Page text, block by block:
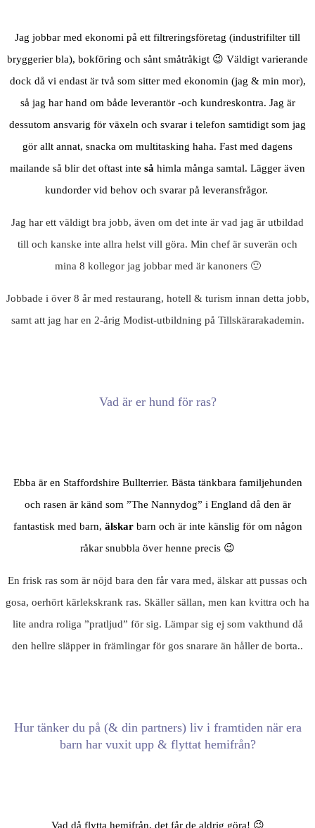
Jag jobbar med ekonomi på ett filtreringsföretag (industrifilter till
bryggerier bla), bokföring och sånt småtråkigt 😉 Väldigt varierande
dock då vi endast är två som sitter med ekonomin (jag & min mor),
så jag har hand om både leverantör -och kundreskontra. Jag är
dessutom ansvarig för växeln och svarar i telefon samtidigt som jag
gör allt annat, snacka om multitasking haha. Fast med dagens
mailande så blir det oftast inte så himla många samtal. Lägger även
kundorder vid behov och svarar på leveransfrågor.
Jag har ett väldigt bra jobb, även om det inte är vad jag är utbildad
till och kanske inte allra helst vill göra. Min chef är suverän och
mina 8 kollegor jag jobbar med är kanoners 🙂
Jobbade i över 8 år med restaurang, hotell & turism innan detta jobb,
samt att jag har en 2-årig Modist-utbildning på Tillskärarakademin.
Vad är er hund för ras?
Ebba är en Staffordshire Bullterrier. Bästa tänkbara familjehunden
och rasen är känd som ”The Nannydog” i England då den är
fantastisk med barn, älskarbarn och är inte känslig för om någon
råkar snubbla över henne precis 😉
En frisk ras som är nöjd bara den får vara med, älskar att pussas och
gosa, oerhört kärlekskrank ras. Skäller sällan, men kan kvittra och ha
lite andra roliga ”pratljud” för sig. Lämpar sig ej som vakthund då
den hellre släpper in främlingar för gos snarare än håller de borta..
Hur tänker du på (& din partners) liv i framtiden när era
barn har vuxit upp & flyttat hemifrån?
Vad då flytta hemifrån, det får de aldrig göra! 😉